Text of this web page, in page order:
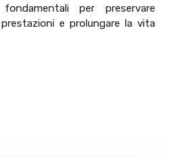
per preservare
e prolungare la vita